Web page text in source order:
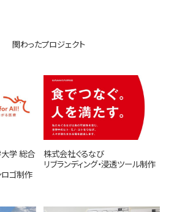
関わったプロジェクト
学 総合
ゴ制作
株式会社ぐるなび
リブランディング・浸透ツール制作